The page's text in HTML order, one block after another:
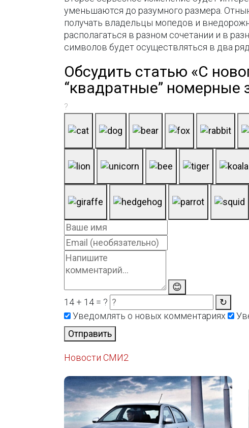
уменьшаются до разумного размера.
получать владельцы мопедов и
располагаться в разном сочетании и в
символов будет осуществляться в два
Обсудить статью «С
“квадратные” номерные
?
😊
14 + 14 = ?
↻
Уведомлять о новых комментариях
Отправить
Новости СМИ2